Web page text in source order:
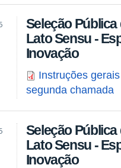
Seleção
Lato Sensu -
Inovação
Instruções
segunda chamada
Seleção
Lato Sensu -
Inovação